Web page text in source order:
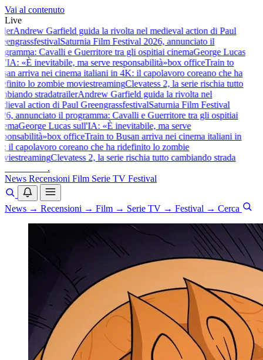
Vai al contenuto
Live
Andrew Garfield guida la rivolta nel medieval action di Paul
festivalSaturnia Film Festival 2026, annunciato il
Cavalli e Guerritore tra gli ospitiai cinemaGeorge Lucas
«È inevitabile, ma serve responsabilità»box officeTrain to
arriva nei cinema italiani in 4K: il capolavoro coreano che ha
lo zombie moviestreamingClevatess 2, la serie rischia tutto
stradatrailerAndrew Garfield guida la rivolta nel
action di Paul GreengrassfestivalSaturnia Film Festival
annunciato il programma: Cavalli e Guerritore tra gli ospitiai
George Lucas sull'IA: «È inevitabile, ma serve
box officeTrain to Busan arriva nei cinema italiani in
il capolavoro coreano che ha ridefinito lo zombie
streamingClevatess 2, la serie rischia tutto cambiando strada
.
News Recensioni Film Serie TV Festival
News → Recensioni → Film → Serie TV → Festival → Cerca